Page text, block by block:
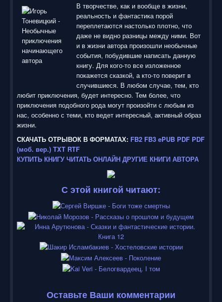
5
В творчестве, как и вообще в жизни,
реальность и фантастика порой
переплетаются настолько плотно, что
даже не видно разницы между ними. Вот
и в жизни автора произошли необычные
события, побудившие написать данную
книгу. Для кого-то все изложенное
покажется сказкой, а кто-то поверит в
случившиеся. В любом случае, тем, кто
любит приключения, будет интересно. Тем более, что
приключения подобного рода могут произойти с любым из
нас, особенно с теми, кто ведет интересный, активный образ
жизни.
СКАЧАТЬ ОТРЫВОК В ФОРМАТАХ: FB2 FB3 ePUB PDF PDF
(моб. вер.) TXT RTF
КУПИТЬ КНИГУ ЧИТАТЬ ОНЛАЙН ДРУГИЕ КНИГИ АВТОРА
С этой книгой читают:
Оставьте Ваши комментарии